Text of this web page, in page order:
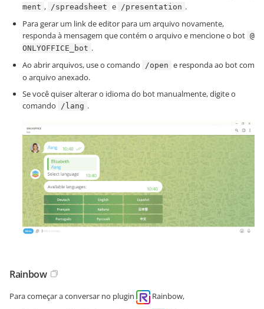
ment , /spreadsheet e /presentation .
Para gerar um link de editor para um arquivo novamente,
responda à mensagem que contém o arquivo e mencione o bot @
ONLYOFFICE_bot .
Ao abrir arquivos, use o comando
/open e responda ao bot com
o arquivo anexado.
Se você quiser alterar o idioma do bot manualmente, digite o
comando
/lang .
Rainbow
Para começar a conversar no plugin
Rainbow,